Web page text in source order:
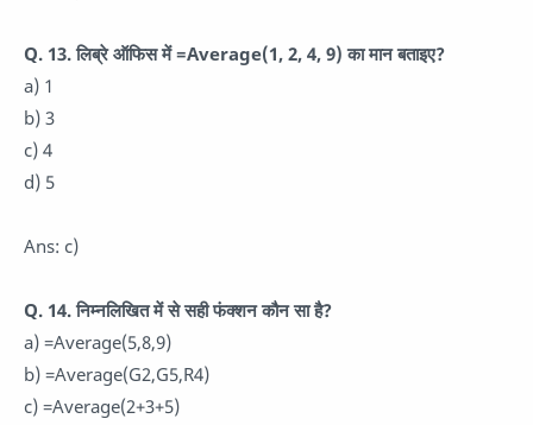
Q. 13. लिब्रे ऑफिस में =Average(1, 2, 4, 9) का मान बताइए?
a) 1
b) 3
c) 4
d) 5
Ans: c)
Q. 14. निम्नलिखित में से सही फंक्शन कौन सा है?
a) =Average(5,8,9)
b) =Average(G2,G5,R4)
c) =Average(2+3+5)